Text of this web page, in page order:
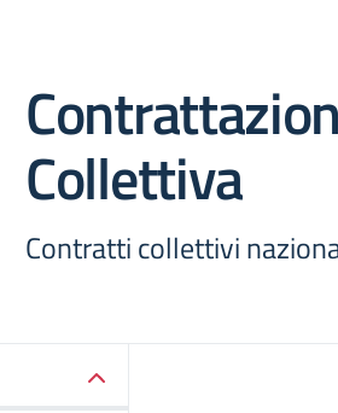
Collettiva
Contratti collettivi